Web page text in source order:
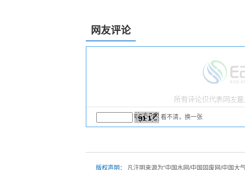
网友评论
看不清，换一张
版权声明： 凡注明来源为“中国水网/中国固废网/中国大